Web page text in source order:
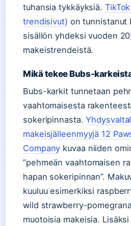
tuhansia tykkäyksiä.
trendisivut) on tunnistanut
sisällön yhdeksi vuoden
makeistrendeistä.
Mikä tekee Bubs-
Bubs-karkit tunnetaan
vaahtomaisesta
sokeripinnasta.
makeisjälleenmyyjä 12
Company kuvaa niiden
”pehmeän vaahtomaisen
hapan sokeripinnan”.
kuuluu esimerkiksi
wild strawberry-
muotoisia makeisia.